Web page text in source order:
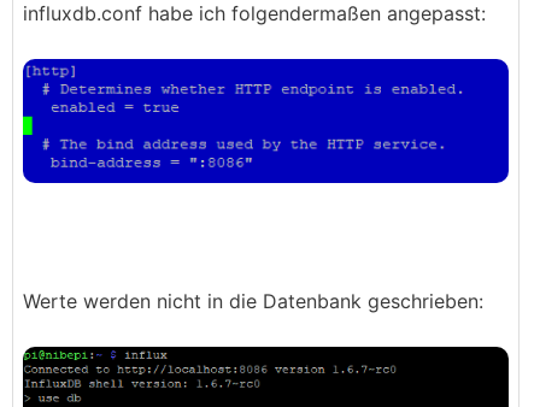
influxdb.conf habe ich folgendermaßen angepasst:
Werte werden nicht in die Datenbank geschrieben: